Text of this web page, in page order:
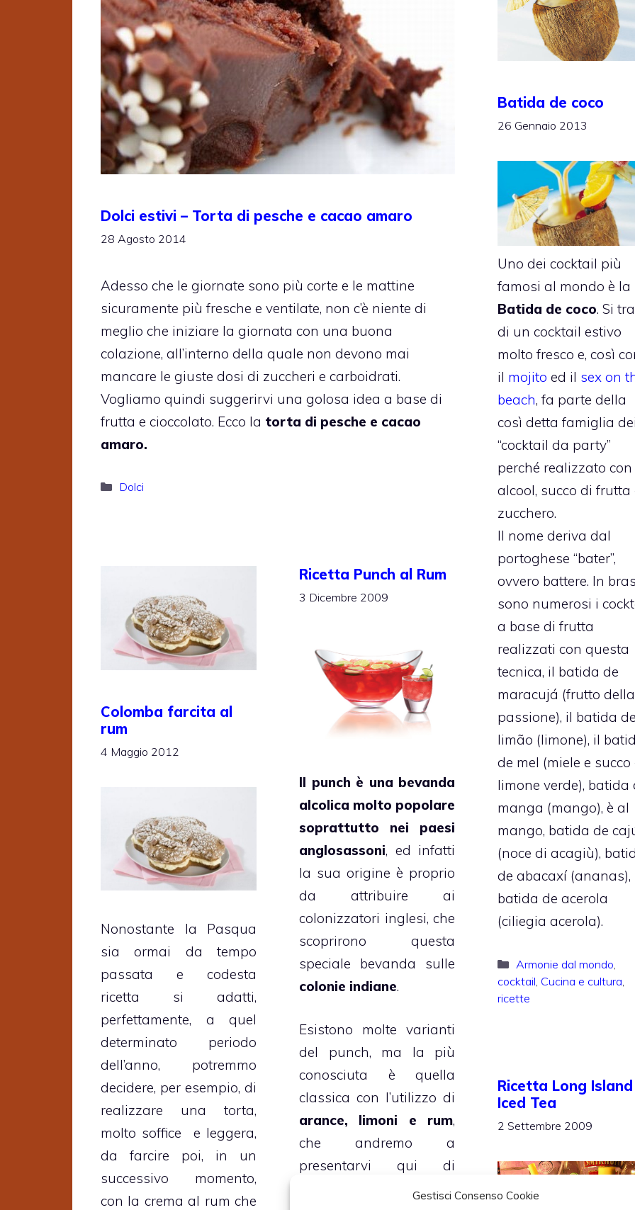
Gestisci Consenso Cookie
Dolci estivi – Torta di pesche e cacao amaro
28 Agosto 2014
Adesso che le giornate sono più corte e le mattine
sicuramente più fresche e ventilate, non c’è niente di
meglio che iniziare la giornata con una buona
colazione, all’interno della quale non devono mai
mancare le giuste dosi di zuccheri e carboidrati.
Vogliamo quindi suggerirvi una golosa idea a base di
frutta e cioccolato. Ecco la torta di pesche e cacao
amaro.
Categorie
Dolci
Batida de coco
26 Gennaio 2013
Uno dei cocktail più
famosi al mondo è la
Batida de coco. Si
di un cocktail estivo
molto fresco e, così
il mojito ed il sex on
beach, fa parte della
così detta famiglia dei
“cocktail da party”
perché realizzato con
alcool, succo di frutta
zucchero.
Il nome deriva dal
portoghese “bater”,
ovvero battere. In
sono numerosi i
a base di frutta
realizzati con questa
tecnica, il batida de
maracujá (frutto della
passione), il batida de
limão (limone), il
de mel (miele e succo
limone verde), batida
manga (mango), è al
mango, batida de
(noce di acagiù),
de abacaxí (ananas),
batida de acerola
(ciliegia acerola).
Categorie
Armonie dal mondo
cocktail Cucina e cultura
ricette
Colomba farcita al
rum
4 Maggio 2012
Nonostante la Pasqua
sia ormai da tempo
passata e codesta
ricetta si adatti,
perfettamente, a quel
determinato periodo
dell’anno, potremmo
decidere, per esempio, di
realizzare una torta,
molto soffice e leggera,
da farcire poi, in un
successivo momento,
con la crema al rum che
Ricetta Punch al Rum
3 Dicembre 2009
Il punch è una bevanda
alcolica molto popolare
soprattutto nei paesi
anglosassoni, ed infatti
la sua origine è proprio
da attribuire ai
colonizzatori inglesi, che
scoprirono questa
speciale bevanda sulle
colonie indiane.
Esistono molte varianti
del punch, ma la più
conosciuta è quella
classica con l’utilizzo di
arance, limoni e rum,
che andremo a
presentarvi qui di
seguito. Il suo nome
Ricetta Long Island
Iced Tea
2 Settembre 2009